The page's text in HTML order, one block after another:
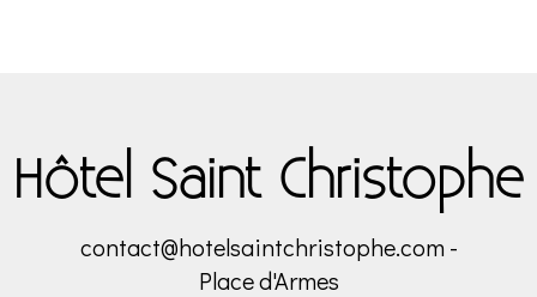
Hôtel Saint Christophe
contact@hotelsaintchristophe.com -
Place d'Armes